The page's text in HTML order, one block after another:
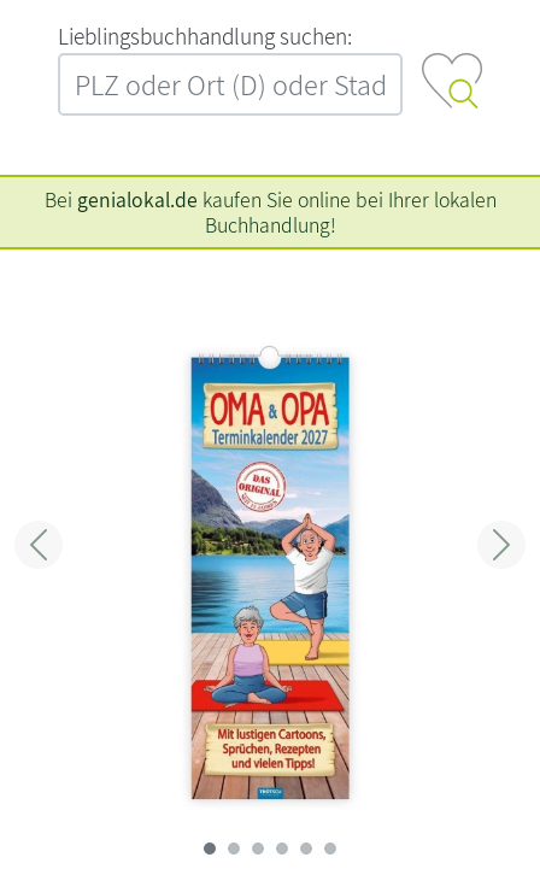
L‍i‍e‍b‍l‍i‍n‍g‍s‍b‍u‍c‍h‍h‍a‍n‍d‍l‍u‍n‍g‍ ‍s‍u‍c‍h‍e‍n‍:‍
Bei genialokal.de kaufen Sie online bei Ihrer lokalen
Buchhandlung!
Zurück